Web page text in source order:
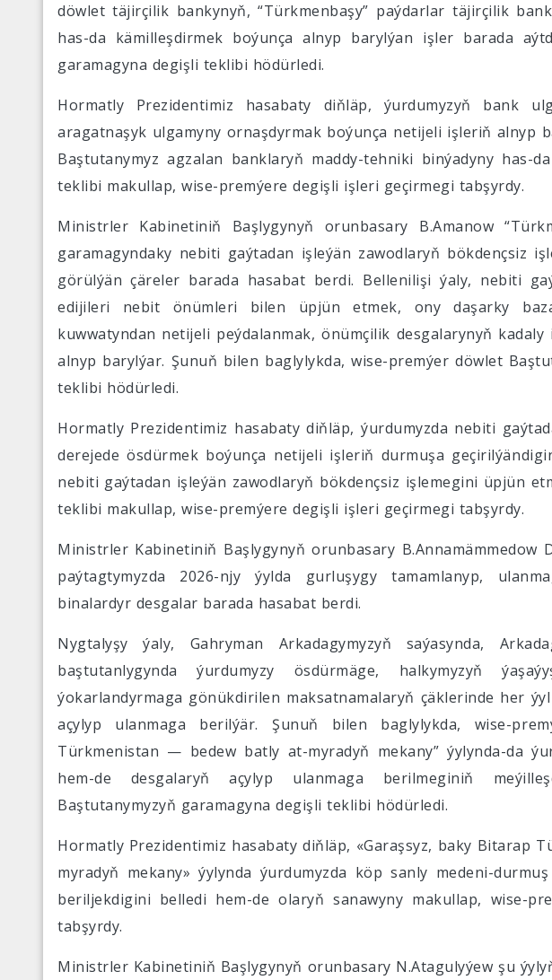
döwlet täjirçilik bankynyň, “Türkmenbaşy” paýdarlar täjirçilik
has-da kämilleşdirmek boýunça alnyp barylýan işler barada
garamagyna degişli teklibi hödürledi.
Hormatly Prezidentimiz hasabaty diňläp, ýurdumyzyň bank
aragatnaşyk ulgamyny ornaşdyrmak boýunça netijeli işleriň alnyp
Baştutanymyz agzalan banklaryň maddy-tehniki binýadyny has-
teklibi makullap, wise-premýere degişli işleri geçirmegi tabşyrdy.
Ministrler Kabinetiniň Başlygynyň orunbasary B.Amanow
garamagyndaky nebiti gaýtadan işleýän zawodlaryň bökdençsiz
görülýän çäreler barada hasabat berdi. Bellenilişi ýaly, nebiti
edijileri nebit önümleri bilen üpjün etmek, ony daşarky
kuwwatyndan netijeli peýdalanmak, önümçilik desgalarynyň
alnyp barylýar. Şunuň bilen baglylykda, wise-premýer döwlet
teklibi hödürledi.
Hormatly Prezidentimiz hasabaty diňläp, ýurdumyzda nebiti
derejede ösdürmek boýunça netijeli işleriň durmuşa
nebiti gaýtadan işleýän zawodlaryň bökdençsiz işlemegini üpjün
teklibi makullap, wise-premýere degişli işleri geçirmegi tabşyrdy.
Ministrler Kabinetiniň Başlygynyň orunbasary B.Annamämmedow
paýtagtymyzda 2026-njy ýylda gurluşygy tamamlanyp,
binalardyr desgalar barada hasabat berdi.
Nygtalyşy ýaly, Gahryman Arkadagymyzyň saýasynda,
baştutanlygynda ýurdumyzy ösdürmäge, halkymyzyň
ýokarlandyrmaga gönükdirilen maksatnamalaryň çäklerinde her
açylyp ulanmaga berilýär. Şunuň bilen baglylykda, wise-
Türkmenistan — bedew batly at-myradyň mekany” ýylynda-da
hem-de desgalaryň açylyp ulanmaga berilmeginiň
Baştutanymyzyň garamagyna degişli teklibi hödürledi.
Hormatly Prezidentimiz hasabaty diňläp, «Garaşsyz, baky Bitarap
myradyň mekany» ýylynda ýurdumyzda köp sanly medeni-
beriljekdigini belledi hem-de olaryň sanawyny makullap, wise-
tabşyrdy.
Ministrler Kabinetiniň Başlygynyň orunbasary N.Atagulyýew şu